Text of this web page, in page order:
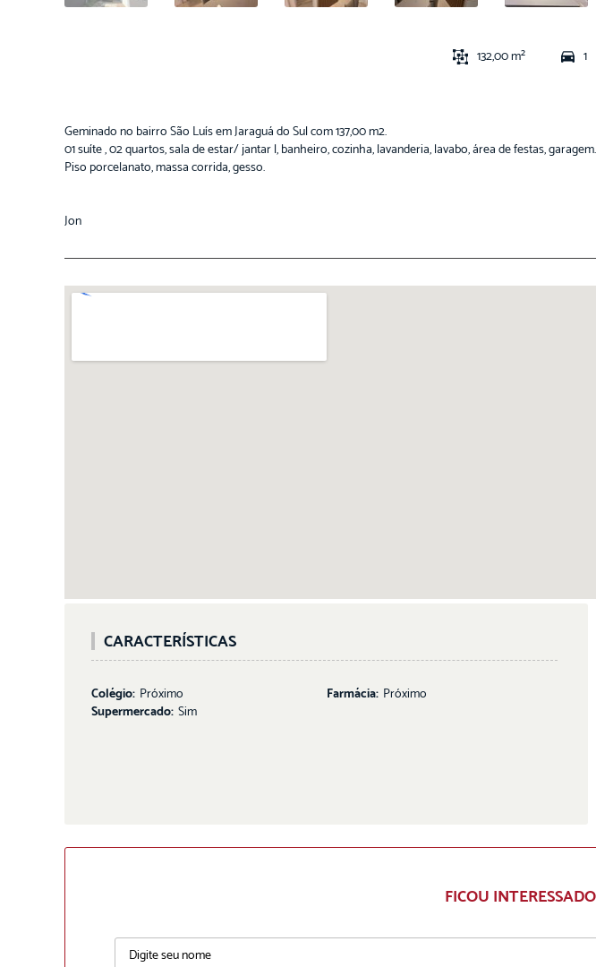
132,00 m² 1
Geminado no bairro São Luís em Jaraguá do Sul com 137,00 m2.
01 suíte , 02 quartos, sala de estar/ jantar l, banheiro, cozinha, lavanderia, lavabo, área de festas, garagem.
Piso porcelanato, massa corrida, gesso.
Jon
CARACTERÍSTICAS
Colégio: Próximo Farmácia: Próximo
Supermercado: Sim
FICOU